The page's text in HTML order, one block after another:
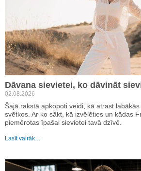
Dāvana sievietei, ko dāvināt
02.08.2026
Šajā rakstā apkopoti veidi, kā atrast
svētkos. Ar ko sākt, kā izvēlēties un kādas
piemērotas īpašai sievietei tavā dzīvē.
Lasīt vairāk…